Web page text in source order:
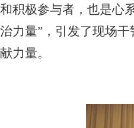
积极参与者，也是心
力量”，引发了现场
力量。